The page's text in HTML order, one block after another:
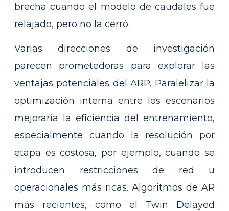
brecha cuando el modelo de caudales fue
relajado, pero no la cerró.
Varias direcciones de investigación
parecen prometedoras para explorar las
ventajas potenciales del ARP. Paralelizar la
optimización interna entre los escenarios
mejoraría la eficiencia del entrenamiento,
especialmente cuando la resolución por
etapa es costosa, por ejemplo, cuando se
introducen restricciones de red u
operacionales más ricas. Algoritmos de AR
más recientes, como el Twin Delayed